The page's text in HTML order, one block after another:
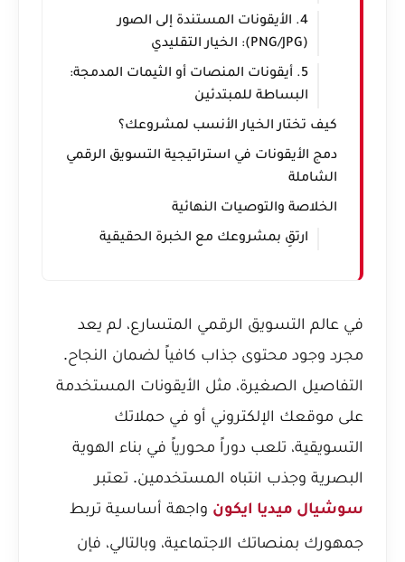
4. الأيقونات المستندة إلى الصور
(PNG/JPG): الخيار التقليدي
5. أيقونات المنصات أو الثيمات المدمجة:
البساطة للمبتدئين
كيف تختار الخيار الأنسب لمشروعك؟
دمج الأيقونات في استراتيجية التسويق الرقمي
الشاملة
الخلاصة والتوصيات النهائية
ارتقِ بمشروعك مع الخبرة الحقيقية
في عالم التسويق الرقمي المتسارع، لم يعد
مجرد وجود محتوى جذاب كافياً لضمان النجاح.
التفاصيل الصغيرة، مثل الأيقونات المستخدمة
على موقعك الإلكتروني أو في حملاتك
التسويقية، تلعب دوراً محورياً في بناء الهوية
البصرية وجذب انتباه المستخدمين. تعتبر
سوشيال ميديا ايكون واجهة أساسية تربط
جمهورك بمنصاتك الاجتماعية، وبالتالي، فإن